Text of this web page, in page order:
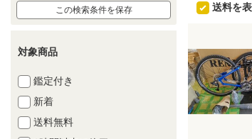
この検索条件を保存
対象商品
鑑定付き
新着
送料無料
送料を